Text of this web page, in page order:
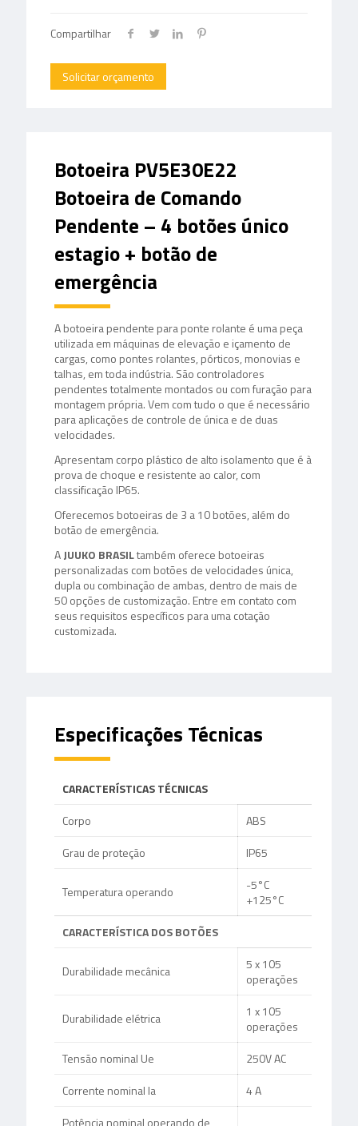
Compartilhar
Solicitar orçamento
Botoeira PV5E30E22
Botoeira de Comando
Pendente – 4 botões único
estagio + botão de
emergência
A botoeira pendente para ponte rolante é uma peça
utilizada em máquinas de elevação e içamento de
cargas, como pontes rolantes, pórticos, monovias e
talhas, em toda indústria. São controladores
pendentes totalmente montados ou com furação para
montagem própria. Vem com tudo o que é necessário
para aplicações de controle de única e de duas
velocidades.
Apresentam corpo plástico de alto isolamento que é à
prova de choque e resistente ao calor, com
classificação IP65.
Oferecemos botoeiras de 3 a 10 botões, além do
botão de emergência.
AJUUKO BRASILtambém oferece botoeiras
personalizadas com botões de velocidades única,
dupla ou combinação de ambas, dentro de mais de
50 opções de customização. Entre em contato com
seus requisitos específicos para uma cotação
customizada.
Especificações Técnicas
CARACTERÍSTICAS TÉCNICAS
Corpo
ABS
Grau de proteção
IP65
Temperatura operando
-5°C
+125°C
CARACTERÍSTICA DOS BOTÕES
Durabilidade mecânica
5 x 105
operações
Durabilidade elétrica
1 x 105
operações
Tensão nominal Ue
250V AC
Corrente nominal Ia
4 A
Potência nominal operando de